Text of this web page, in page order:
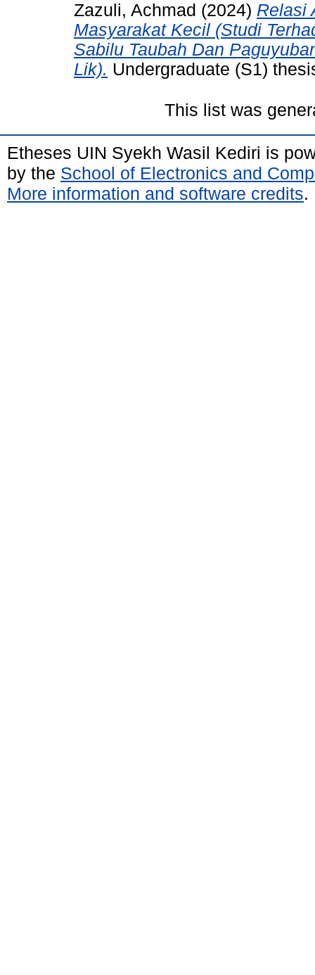
Zazuli, Achmad (2024) Relasi
Masyarakat Kecil (Studi
Sabilu Taubah Dan
Lik). Undergraduate (S1)
This list was
Etheses UIN Syekh Wasil Kediri is
by the School of Electronics and
More information and software credits.